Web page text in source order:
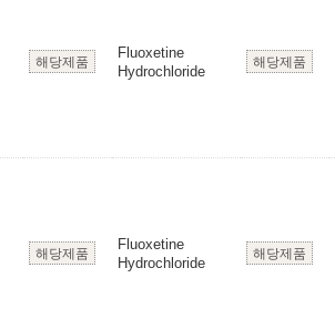
해당제품
Fluoxetine
Hydrochloride
해당제품
해당제품
Fluoxetine
Hydrochloride
해당제품